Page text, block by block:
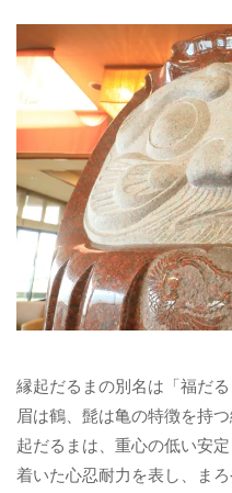
縁起だるまの別名は「福だ
眉は鶴、髭は亀の特徴を持
起だるまは、重心の低い安
着いた心忍耐力を表し、ま